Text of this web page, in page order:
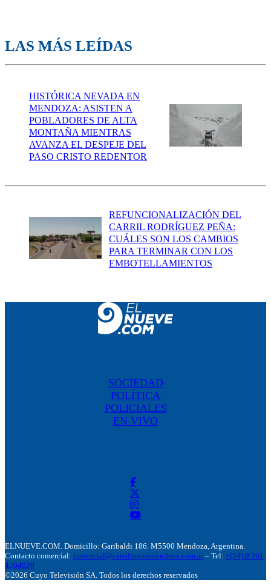
LAS MÁS LEÍDAS
HISTÓRICA NEVADA EN
MENDOZA: ASISTEN A
POBLADORES DE ALTA
MONTAÑA MIENTRAS
AVANZA EL DESPEJE DEL
PASO CRISTO REDENTOR
REFUNCIONALIZACIÓN DEL
CARRIL RODRÍGUEZ PEÑA:
CUÁLES SON LOS CAMBIOS
PARA TERMINAR CON LOS
EMBOTELLAMIENTOS
SOCIEDAD
POLÍTICA
POLICIALES
EN VIVO
ELNUEVE.COM. Domicillo: Garibaldi 186. M5500 Mendoza, Argentina.
Contacto comercial: comercial@canalnuevemendoza.com.ar – Tel: +(54) 9 261
4204020
©2026 Cuyo Televisión SA. Todos los derechos reservados